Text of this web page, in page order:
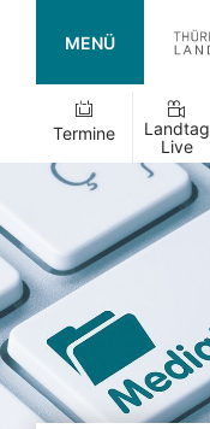
MENÜ
Termine
Landtag
Live